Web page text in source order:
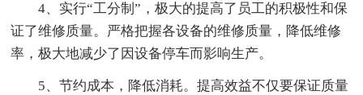
4、实行“工分制”，极大的提高了员工的积极性和保
证了维修质量。严格把握各设备的维修质量，降低维修
率，极大地减少了因设备停车而影响生产。
5、节约成本，降低消耗。提高效益不仅要保证质量